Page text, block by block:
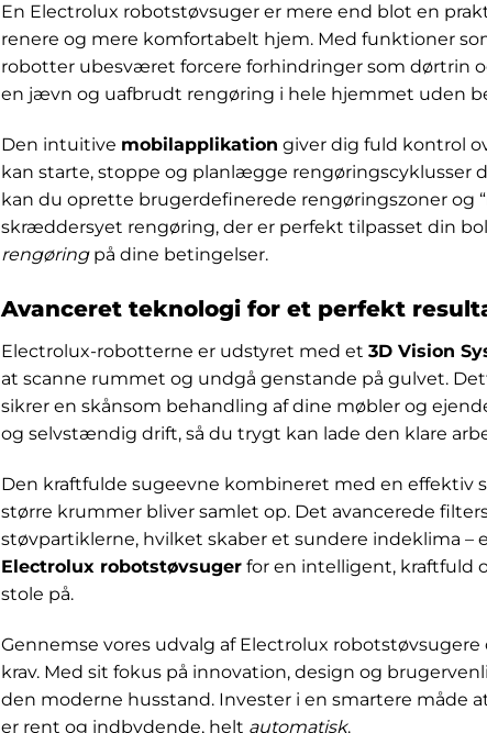
En Electrolux robotstøvsuger er mere end blot en
renere og mere komfortabelt hjem. Med funktioner
robotter ubesværet forcere forhindringer som dørtrin
en jævn og uafbrudt rengøring i hele hjemmet uden
Den intuitive mobilapplikation giver dig fuld kontrol
kan starte, stoppe og planlægge rengøringscyklusser
kan du oprette brugerdefinerede rengøringszoner og
skræddersyet rengøring, der er perfekt tilpasset din
rengøringpå dine betingelser.
Avanceret teknologi for et perfekt
Electrolux-robotterne er udstyret med et 3D Vision
at scanne rummet og undgå genstande på gulvet.
sikrer en skånsom behandling af dine møbler og
og selvstændig drift, så du trygt kan lade den klare
Den kraftfulde sugeevne kombineret med en effektiv
større krummer bliver samlet op. Det avancerede
støvpartiklerne, hvilket skaber et sundere indeklima –
Electrolux robotstøvsugerfor en intelligent, kraftfuld
stole på.
Gennemse vores udvalg af Electrolux
krav. Med sit fokus på innovation, design og
den moderne husstand. Invester i en smartere måde
er rent og indbydende, helt automatisk.